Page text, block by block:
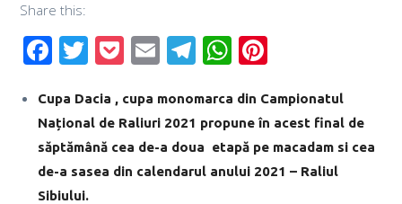
Share this:
Facebook
Twitter
Pocket
EmailTelegram
WhatsApp
Cupa Dacia , cupa monomarca din Campionatul
Național de Raliuri 2021 propune în acest final de
săptămână cea de-a doua etapă pe macadam si cea
de-a sasea din calendarul anului 2021 – Raliul
Sibiului.